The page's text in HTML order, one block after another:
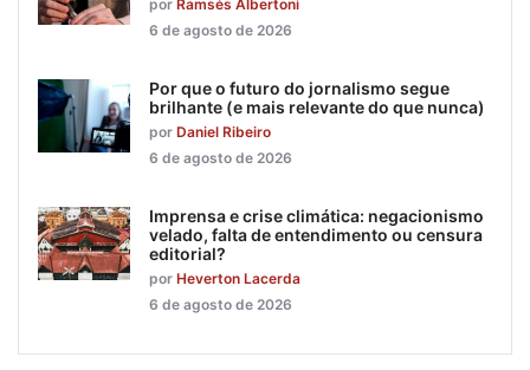
por Ramsés Albertoni
6 de agosto de 2026
Por que o futuro do jornalismo segue
brilhante (e mais relevante do que nunca)
por Daniel Ribeiro
6 de agosto de 2026
Imprensa e crise climática: negacionismo
velado, falta de entendimento ou censura
editorial?
por Heverton Lacerda
6 de agosto de 2026